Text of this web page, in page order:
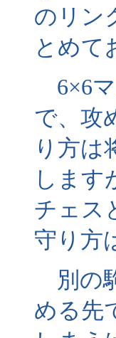
のリン
とめて
6×6マ
で、攻
り方は
します
チェス
守り方
別の
める先